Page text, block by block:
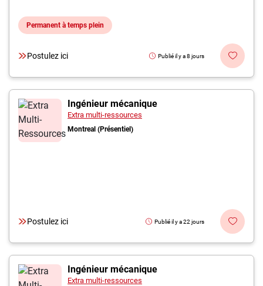
Permanent à temps plein
Postulez ici Publié il y a 8 jours
Ingénieur mécanique
Extra multi-ressources
Montreal (Présentiel)
Postulez ici Publié il y a 22 jours
Ingénieur mécanique
Extra multi-ressources